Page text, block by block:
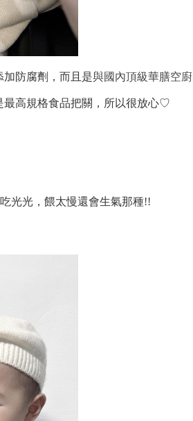
防腐劑，而且是與國內頂級華膳空廚
最高規格食品把關，所以很放心♡
光光，餵太慢還會生氣那種!!